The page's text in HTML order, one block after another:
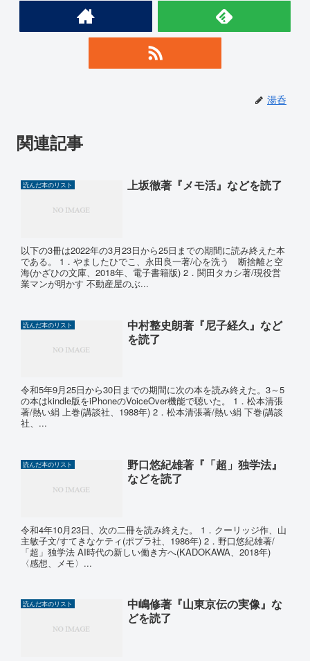
湯呑
関連記事
読んだ本のリスト 上坂徹著『メモ活』などを読了
以下の3冊は2022年の3月23日から25日までの期間に読み終えた本
である。 1．やましたひでこ、永田良一著/心を洗う 断捨離と空
海(かざひの文庫、2018年、電子書籍版) 2．関田タカシ著/現役営
業マンが明かす 不動産屋のぶ...
読んだ本のリスト
中村整史朗著『尼子経久』など
を読了
令和5年9月25日から30日までの期間に次の本を読み終えた。3～5
の本はkindle版をiPhoneのVoiceOver機能で聴いた。 1．松本清張
著/熱い絹 上巻(講談社、1988年) 2．松本清張著/熱い絹 下巻(講談
社、...
読んだ本のリスト
野口悠紀雄著『「超」独学法』
などを読了
令和4年10月23日、次の二冊を読み終えた。 1．クーリッジ作、山
主敏子文/すてきなケティ(ポプラ社、1986年) 2．野口悠紀雄著/
「超」独学法 AI時代の新しい働き方へ(KADOKAWA、2018年)
〈感想、メモ〉...
読んだ本のリスト
中嶋修著『山東京伝の実像』な
どを読了